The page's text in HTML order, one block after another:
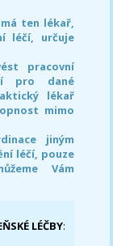
ten lékař,
léčí, určuje
pracovní
pro dané
lékař
mimo
jiným
léčí, pouze
Vám
LÉČBY: